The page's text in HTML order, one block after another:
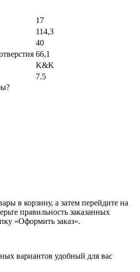
17
114,3
40
66,1
K&K
7.5
в корзину, а затем перейдите на
правильность заказанных
«Оформить заказ».
вариантов удобный для вас